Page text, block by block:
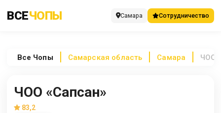
ВСЕЧОПЫ Самара Сотрудничество
Все Чопы Самарская область Самара ЧОО
ЧОО «Сапсан»
83,2